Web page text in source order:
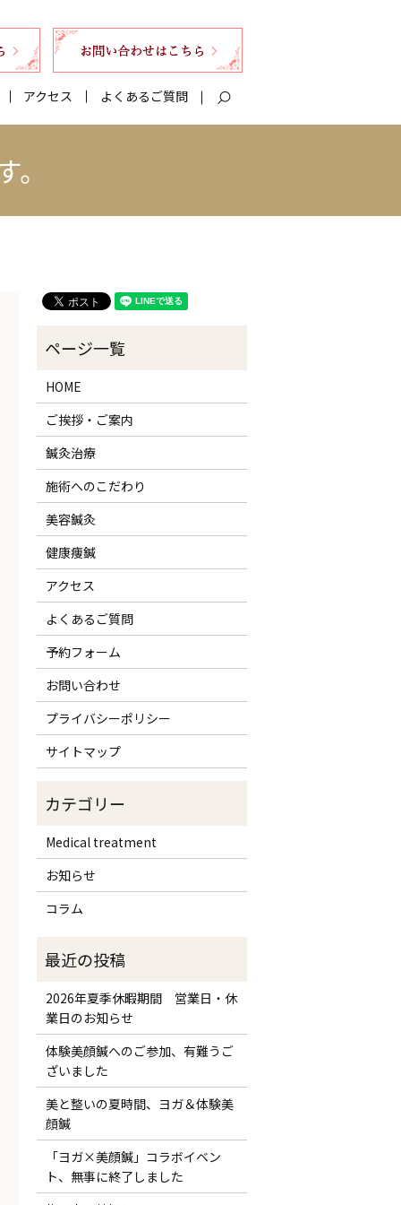
アクセス よくあるご質問 search
HOME
ご挨拶・ご案内
鍼灸治療
施術へのこだわり
美容鍼灸
健康痩鍼
アクセス
よくあるご質問
予約フォーム
お問い合わせ
プライバシーポリシー
サイトマップ
Medical treatment
お知らせ
コラム
2026年夏季休暇期間 営業日・休
業日のお知らせ
体験美顔鍼へのご参加、有難うご
ざいました
美と整いの夏時間、ヨガ＆体験美
顔鍼
「ヨガ×美顔鍼」コラボイベン
ト、無事に終了しました